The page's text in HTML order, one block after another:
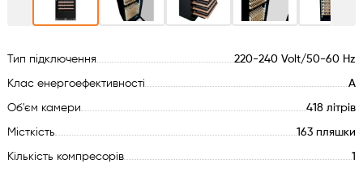
Холодильне обладнання
Аксесуари
Тип підключення 220-240 Volt/50-60 Hz
Клас енергоефективності А
Об'єм камери 418 літрів
Місткість 163 пляшки
Кількість компресорів 1